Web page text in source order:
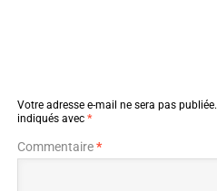
Votre adresse e-mail ne sera pas publiée.
indiqués avec *
Commentaire*